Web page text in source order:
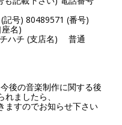
記号) 80489571 (番号)
名)
ハチ (支店名) 普通
後の音楽制作に関する後
ましたら、
ますのでお知らせ下さい